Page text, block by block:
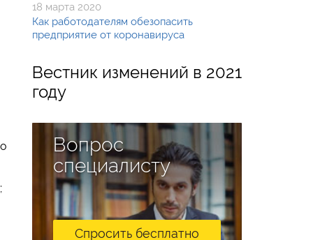
18 марта 2020
Как работодателям обезопасить
предприятие от коронавируса
Вестник изменений в 2021
году
Вопрос
специалисту
Спросить бесплатно